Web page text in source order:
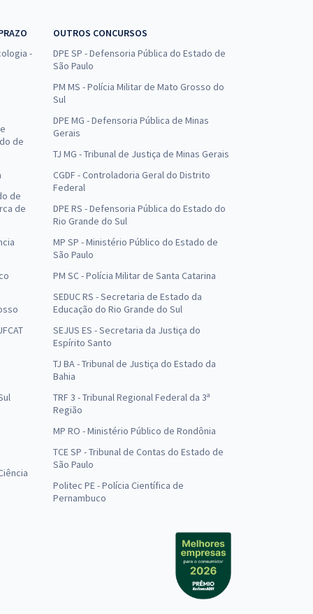
-
de
de
de
OUTROS CONCURSOS
DPE SP - Defensoria Pública do Estado de
São Paulo
PM MS - Polícia Militar de Mato Grosso do
Sul
DPE MG - Defensoria Pública de Minas
Gerais
TJ MG - Tribunal de Justiça de Minas Gerais
CGDF - Controladoria Geral do Distrito
Federal
DPE RS - Defensoria Pública do Estado do
Rio Grande do Sul
MP SP - Ministério Público do Estado de
São Paulo
PM SC - Polícia Militar de Santa Catarina
SEDUC RS - Secretaria de Estado da
Educação do Rio Grande do Sul
SEJUS ES - Secretaria da Justiça do
Espírito Santo
TJ BA - Tribunal de Justiça do Estado da
Bahia
TRF 3 - Tribunal Regional Federal da 3ª
Região
MP RO - Ministério Público de Rondônia
TCE SP - Tribunal de Contas do Estado de
São Paulo
Politec PE - Polícia Científica de
Pernambuco